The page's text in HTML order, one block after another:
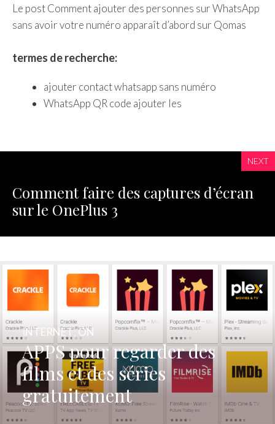
Le post Comment ajouter des personnes sur WhatsApp
sans avoir votre numéro apparaît d’abord sur Qomas
termes de recherche:
ajouter contact whatsapp sans numéro
WhatsApp QR code ajouter les
NEXT
Comment faire des captures d’écran
sur le OnePlus 3
APPS pour regarder des
films et des séries
gratuitement
INTERNET,ON